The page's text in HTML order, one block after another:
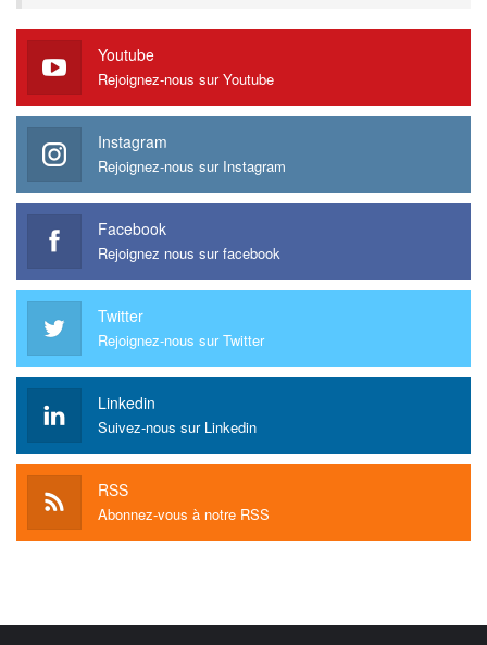
Youtube
Rejoignez-nous sur Youtube
Instagram
Rejoignez-nous sur Instagram
Facebook
Rejoignez nous sur facebook
Twitter
Rejoignez-nous sur Twitter
Linkedin
Suivez-nous sur Linkedin
RSS
Abonnez-vous à notre RSS